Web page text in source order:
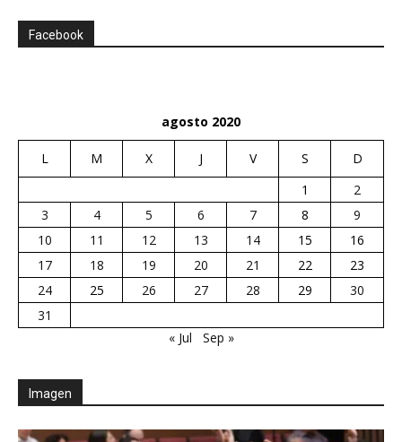
Facebook
agosto 2020
L M X J V S
D
1
2
3
4 5 6 7 8
9
10
11 12 13 14 15
16
17
18 19 20 21 22
23
24
25 26 27 28 29
30
31
« Jul
Sep »
Imagen